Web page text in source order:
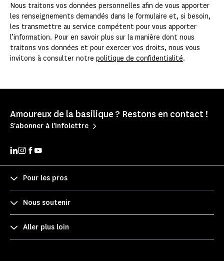
Nous traitons vos données personnelles afin de vous apporter
les renseignements demandés dans le formulaire et, si besoin,
les transmettre au service compétent pour vous apporter
l’information. Pour en savoir plus sur la manière dont nous
traitons vos données et pour exercer vos droits, nous vous
invitons à consulter notre politique de confidentialité.
Amoureux de la basilique ? Restons en contact !
S'abonner à l'infolettre
Pour les pros
Nous soutenir
Aller plus loin